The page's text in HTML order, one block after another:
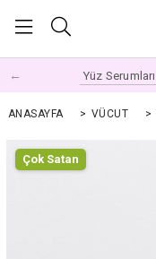
← Yüz
ANASAYFA > VÜCUT >
Çok Satan